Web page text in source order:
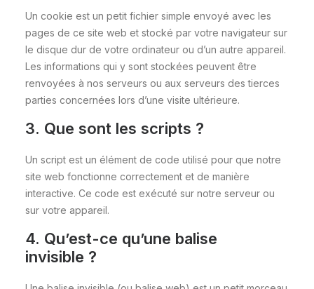
Un cookie est un petit fichier simple envoyé avec les
pages de ce site web et stocké par votre navigateur sur
le disque dur de votre ordinateur ou d’un autre appareil.
Les informations qui y sont stockées peuvent être
renvoyées à nos serveurs ou aux serveurs des tierces
parties concernées lors d’une visite ultérieure.
3. Que sont les scripts ?
Un script est un élément de code utilisé pour que notre
site web fonctionne correctement et de manière
interactive. Ce code est exécuté sur notre serveur ou
sur votre appareil.
4. Qu’est-ce qu’une balise
invisible ?